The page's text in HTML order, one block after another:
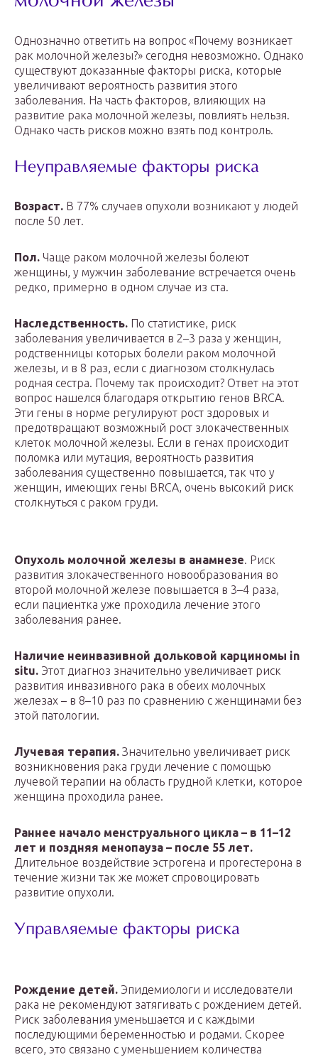
Однозначно ответить на вопрос «Почему возникает
рак молочной железы?» сегодня невозможно. Однако
существуют доказанные факторы риска, которые
увеличивают вероятность развития этого
заболевания. На часть факторов, влияющих на
развитие рака молочной железы, повлиять нельзя.
Однако часть рисков можно взять под контроль.
Неуправляемые факторы риска
Возраст. В 77% случаев опухоли возникают у людей
после 50 лет.
Пол. Чаще раком молочной железы болеют
женщины, у мужчин заболевание встречается очень
редко, примерно в одном случае из ста.
Наследственность. По статистике, риск
заболевания увеличивается в 2–3 раза у женщин,
родственницы которых болели раком молочной
железы, и в 8 раз, если с диагнозом столкнулась
родная сестра. Почему так происходит? Ответ на этот
вопрос нашелся благодаря открытию генов BRCA.
Эти гены в норме регулируют рост здоровых и
предотвращают возможный рост злокачественных
клеток молочной железы. Если в генах происходит
поломка или мутация, вероятность развития
заболевания существенно повышается, так что у
женщин, имеющих гены BRCA, очень высокий риск
столкнуться с раком груди.
Опухоль молочной железы в анамнезе. Риск
развития злокачественного новообразования во
второй молочной железе повышается в 3–4 раза,
если пациентка уже проходила лечение этого
заболевания ранее.
Наличие неинвазивной дольковой карциномы in
situ. Этот диагноз значительно увеличивает риск
развития инвазивного рака в обеих молочных
железах – в 8–10 раз по сравнению с женщинами без
этой патологии.
Лучевая терапия. Значительно увеличивает риск
возникновения рака груди лечение с помощью
лучевой терапии на область грудной клетки, которое
женщина проходила ранее.
Раннее начало менструального цикла – в 11–12
лет и поздняя менопауза – после 55 лет.
Длительное воздействие эстрогена и прогестерона в
течение жизни так же может спровоцировать
развитие опухоли.
Управляемые факторы риска
Рождение детей. Эпидемиологи и исследователи
рака не рекомендуют затягивать с рождением детей.
Риск заболевания уменьшается и с каждыми
последующими беременностью и родами. Скорее
всего, это связано с уменьшением количества